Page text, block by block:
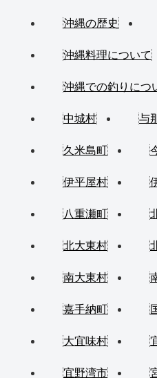
沖縄の歴史
沖縄料理について
沖縄での釣りにつ
中城村 与
久米島町
伊平屋村
八重瀬町
北大東村
南大東村
嘉手納町
大宜味村
宜野湾市